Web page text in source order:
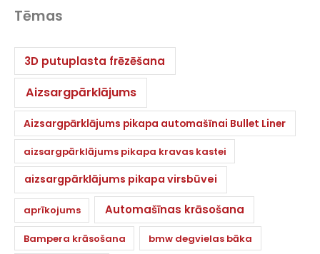
Tēmas
3D putuplasta frēzēšana
Aizsargpārklājums
Aizsargpārklājums pikapa automašīnai Bullet Liner
aizsargpārklājums pikapa kravas kastei
aizsargpārklājums pikapa virsbūvei
aprīkojums Automašīnas krāsošana
Bampera krāsošana bmw degvielas bāka